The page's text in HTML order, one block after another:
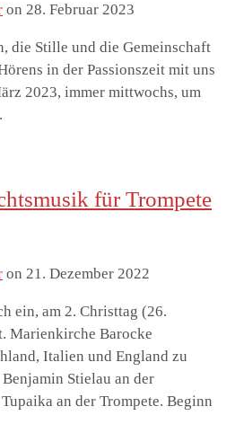
on 28. Februar 2023
die Stille und die Gemeinschaft
in der Passionszeit mit uns
2023, immer mittwochs, um
für Trompete
on 21. Dezember 2022
ein, am 2. Christtag (26.
Marienkirche Barocke
Italien und England zu
Stielau an der
an der Trompete. Beginn